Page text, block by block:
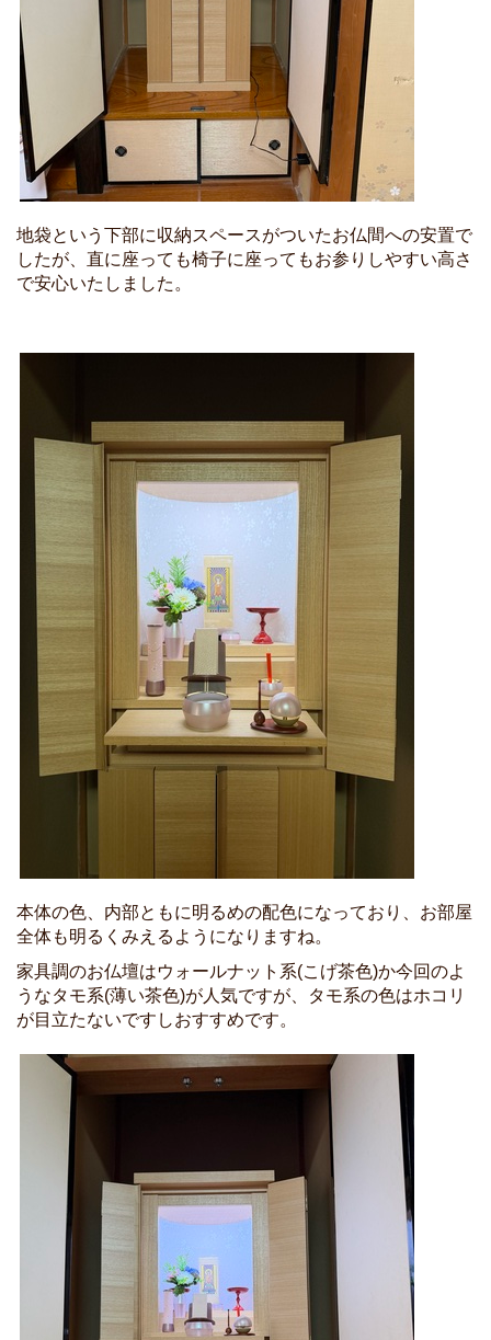
地袋という下部に収納スペースがついたお仏間への安置で
したが、直に座っても椅子に座ってもお参りしやすい高さ
で安心いたしました。
本体の色、内部ともに明るめの配色になっており、お部屋
全体も明るくみえるようになりますね。
家具調のお仏壇はウォールナット系(こげ茶色)か今回のよ
うなタモ系(薄い茶色)が人気ですが、タモ系の色はホコリ
が目立たないですしおすすめです。